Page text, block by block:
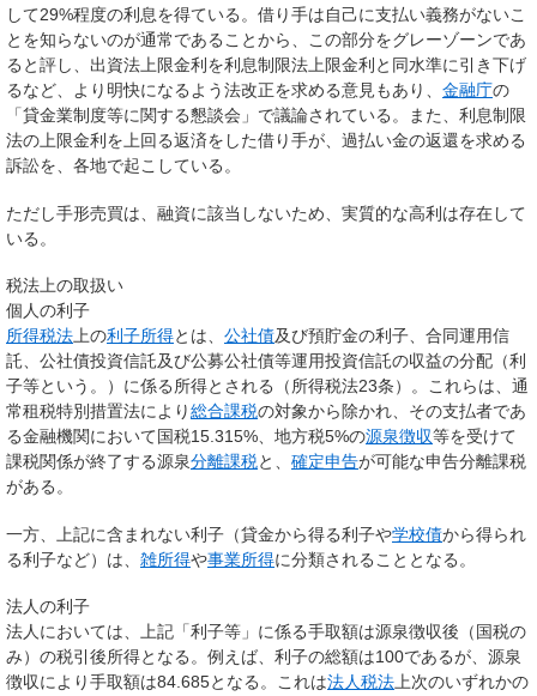
して29%程度の利息を得ている。借り手は自己に支払い義務がないこ
とを知らないのが通常であることから、この部分をグレーゾーンであ
ると評し、出資法上限金利を利息制限法上限金利と同水準に引き下げ
るなど、より明快になるよう法改正を求める意見もあり、 金融庁の
「貸金業制度等に関する懇談会」で議論されている。また、利息制限
法の上限金利を上回る返済をした借り手が、過払い金の返還を求める
訴訟を、各地で起こしている。
ただし手形売買は、融資に該当しないため、実質的な高利は存在して
いる。
税法上の取扱い
個人の利子
所得税法 上の利子所得とは、 公社債及び預貯金の利子、合同運用信
託、公社債投資信託及び公募公社債等運用投資信託の収益の分配（利
子等という。）に係る所得とされる（所得税法23条）。これらは、通
常租税特別措置法により総合課税の対象から除かれ、その支払者であ
る金融機関において国税15.315%、地方税5%の源泉徴収等を受けて
課税関係が終了する源泉分離課税と、 確定申告が可能な申告分離課税
がある。
一方、上記に含まれない利子（貸金から得る利子や学校債から得られ
る利子など）は、 雑所得や事業所得に分類されることとなる。
法人の利子
法人においては、上記「利子等」に係る手取額は源泉徴収後（国税の
み）の税引後所得となる。例えば、利子の総額は100であるが、源泉
徴収により手取額は84.685となる。これは法人税法上次のいずれかの